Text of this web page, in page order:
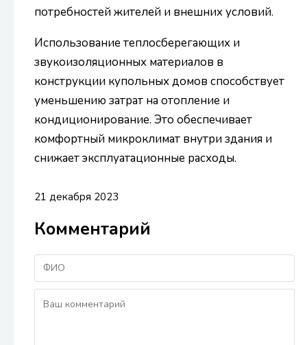
потребностей жителей и внешних условий.
Использование теплосберегающих и
звукоизоляционных материалов в
конструкции купольных домов способствует
уменьшению затрат на отопление и
кондиционирование. Это обеспечивает
комфортный микроклимат внутри здания и
снижает эксплуатационные расходы.
21 декабря 2023
Комментарий